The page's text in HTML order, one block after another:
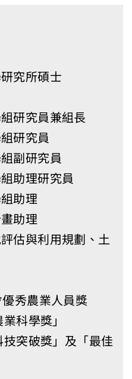
究所碩士
研究員兼組長
研究員
副研究員
助理研究員
助理
助理
估與利用規劃、土
秀農業人員獎
科學獎」
突破獎」及「最佳